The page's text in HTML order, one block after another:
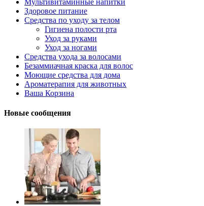
Здоровое питание
Средства по уходу за телом
Гигиена полости рта
Уход за руками
Уход за ногами
Средства ухода за волосами
Безаммиачная краска для волос
Моющие средства для дома
Ароматерапия для животных
Ваша Корзина
Новые сообщения